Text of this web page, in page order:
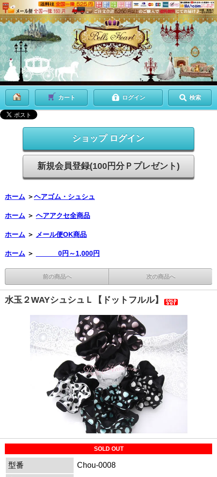
カート ログイン 検索
ショップ ログイン
新規会員登録(100円分Ｐプレゼント)
ホーム ＞ヘアゴム・シュシュ
ホーム ＞ ヘアアクセ全商品
ホーム ＞ メール便OK商品
ホーム ＞ 0円～1,000円
前の商品へ 次の商品へ
水玉２WAYシュシュＬ【ドットフルル】
SOLD OUT
型番
Chou-0008